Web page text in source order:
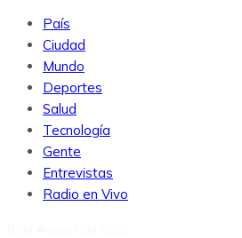
País
Ciudad
Mundo
Deportes
Salud
Tecnología
Gente
Entrevistas
Radio en Vivo